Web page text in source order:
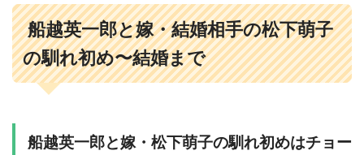
船越英一郎と嫁・結婚相手の松下萌子
の馴れ初め〜結婚まで
船越英一郎と嫁・松下萌子の馴れ初めはチョー